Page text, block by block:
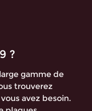
?
gamme de
trouverez
avez besoin.